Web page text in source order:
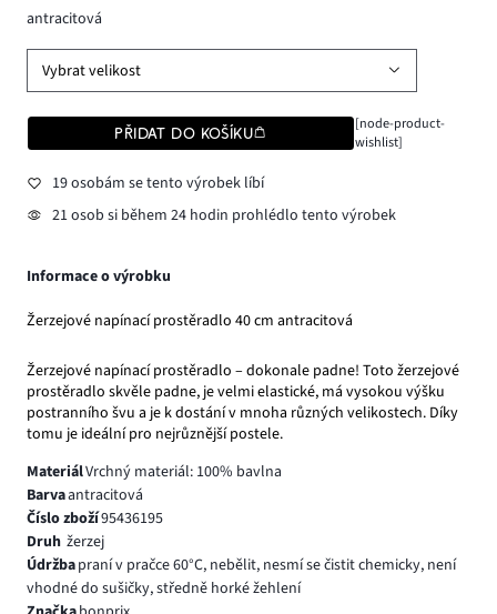
antracitová
Vybrat velikost
PŘIDAT DO KOŠÍKU
[node-product-
wishlist]
19 osobám se tento výrobek líbí
21 osob si během 24 hodin prohlédlo tento výrobek
Informace o výrobku
Žerzejové napínací prostěradlo 40 cm antracitová
Žerzejové napínací prostěradlo – dokonale padne! Toto žerzejové
prostěradlo skvěle padne, je velmi elastické, má vysokou výšku
postranního švu a je k dostání v mnoha různých velikostech. Díky
tomu je ideální pro nejrůznější postele.
MateriálVrchný materiál: 100% bavlna
Barvaantracitová
Číslo zboží95436195
Druh žerzej
Údržbapraní v pračce 60°C, nebělit, nesmí se čistit chemicky, není
vhodné do sušičky, středně horké žehlení